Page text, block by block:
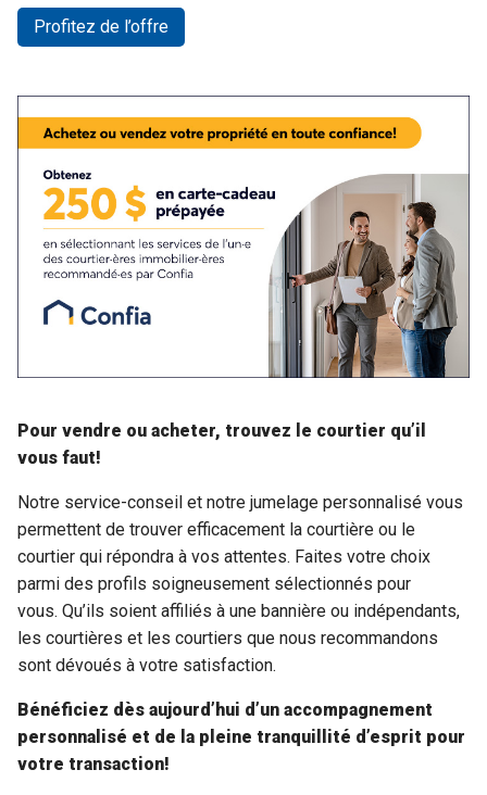
Profitez de l’offre
Pour vendre ou acheter, trouvez le courtier qu’il
vous faut!
Notre service-conseil et notre jumelage personnalisé vous
permettent de trouver efficacement la courtière ou le
courtier qui répondra à vos attentes. Faites votre choix
parmi des profils soigneusement sélectionnés pour
vous. Qu’ils soient affiliés à une bannière ou indépendants,
les courtières et les courtiers que nous recommandons
sont dévoués à votre satisfaction.
Bénéficiez dès aujourd’hui d’un accompagnement
personnalisé et de la pleine tranquillité d’esprit pour
votre transaction!